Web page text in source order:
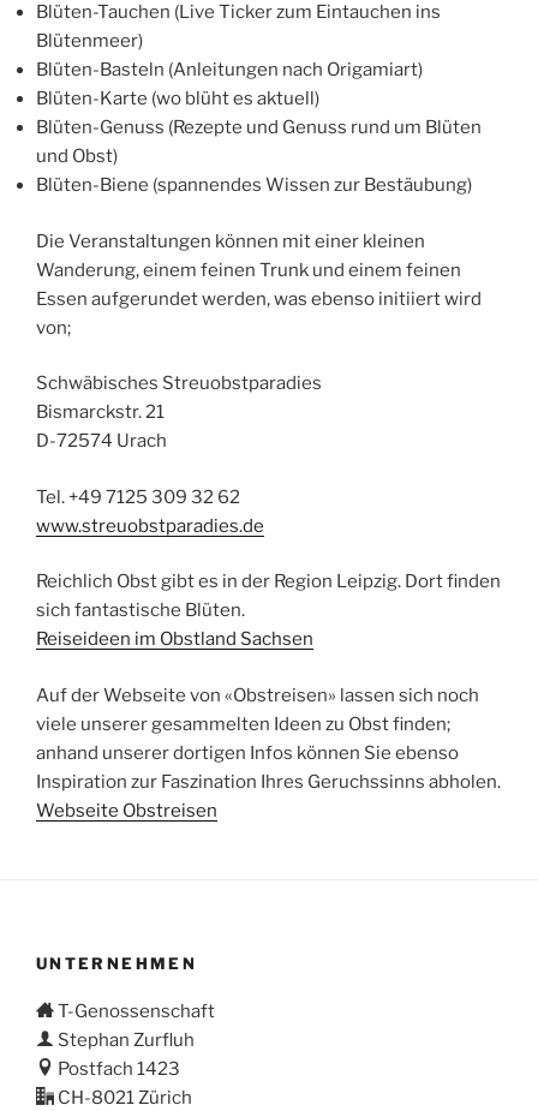
Blüten-Tauchen (Live Ticker zum Eintauchen ins
Blütenmeer)
Blüten-Basteln (Anleitungen nach Origamiart)
Blüten-Karte (wo blüht es aktuell)
Blüten-Genuss (Rezepte und Genuss rund um Blüten
und Obst)
Blüten-Biene (spannendes Wissen zur Bestäubung)
Die Veranstaltungen können mit einer kleinen
Wanderung, einem feinen Trunk und einem feinen
Essen aufgerundet werden, was ebenso initiiert wird
von;
Schwäbisches Streuobstparadies
Bismarckstr. 21
D-72574 Urach
Tel. +49 7125 309 32 62
www.streuobstparadies.de
Reichlich Obst gibt es in der Region Leipzig. Dort finden
sich fantastische Blüten.
Reiseideen im Obstland Sachsen
Auf der Webseite von «Obstreisen» lassen sich noch
viele unserer gesammelten Ideen zu Obst finden;
anhand unserer dortigen Infos können Sie ebenso
Inspiration zur Faszination Ihres Geruchssinns abholen.
Webseite Obstreisen
UNTERNEHMEN
T-Genossenschaft
Stephan Zurfluh
Postfach 1423
CH-8021 Zürich